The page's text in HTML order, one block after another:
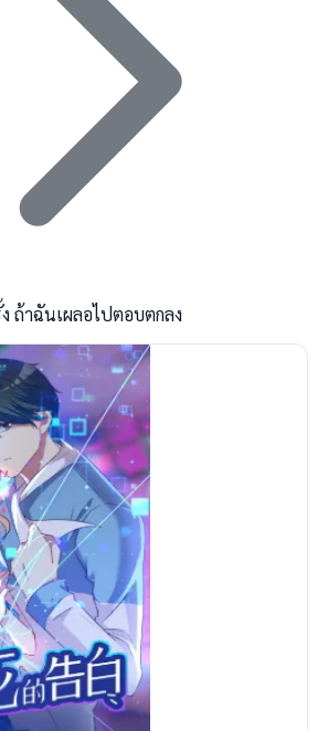
ถ้าฉันเผลอไปตอบตกลง